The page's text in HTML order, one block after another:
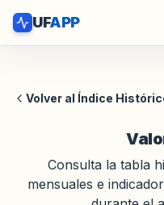
UFAPP
Volver al Índice
Consulta la tabla
mensuales e